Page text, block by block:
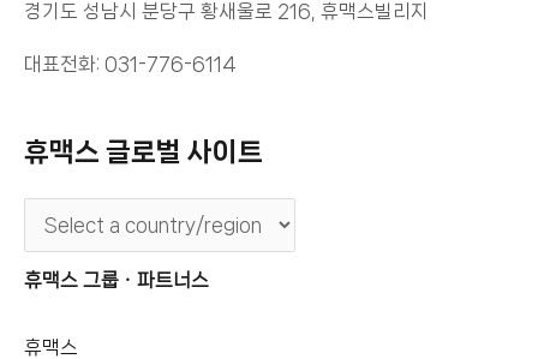
경기도 성남시 분당구 황새울로 216, 휴맥스빌리지
대표전화: 031-776-6114
휴맥스 글로벌 사이트
휴맥스 그룹ㆍ파트너스
휴맥스